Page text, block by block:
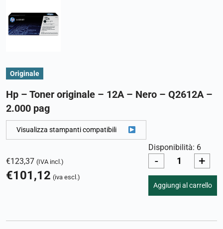
Originale
Hp – Toner originale – 12A – Nero – Q2612A –
2.000 pag
Visualizza stampanti compatibili
€123,37 (IVA incl.)
€101,12 (iva escl.)
Disponibilità: 6
- +
Aggiungi al carrello